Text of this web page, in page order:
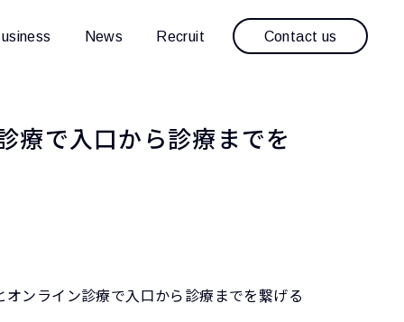
News Recruit Contact us
療で入口から診療までを
ンライン診療で入口から診療までを繋げる